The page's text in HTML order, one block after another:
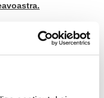
mai multe ori